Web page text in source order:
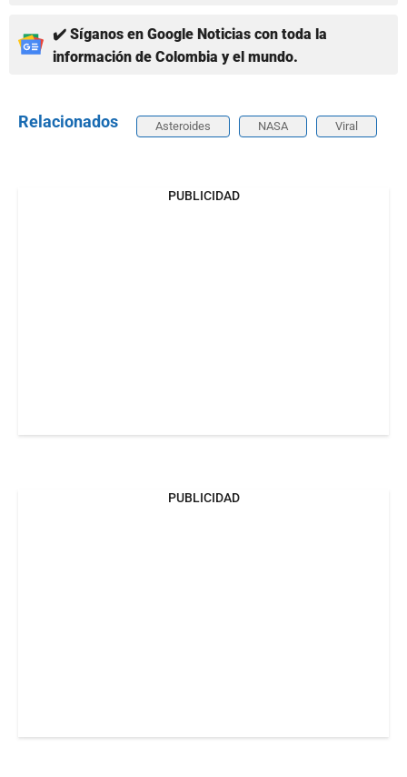
✔️ Síganos en Google Noticias con toda la
información de Colombia y el mundo.
Relacionados Asteroides NASA Viral
PUBLICIDAD
PUBLICIDAD